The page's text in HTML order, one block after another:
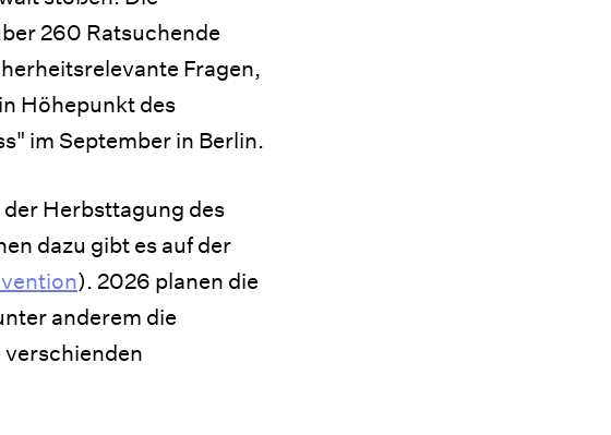
260 Ratsuchende
Fragen,
Höhepunkt des
im September in Berlin.
Herbsttagung des
dazu gibt es auf der
). 2026 planen die
anderem die